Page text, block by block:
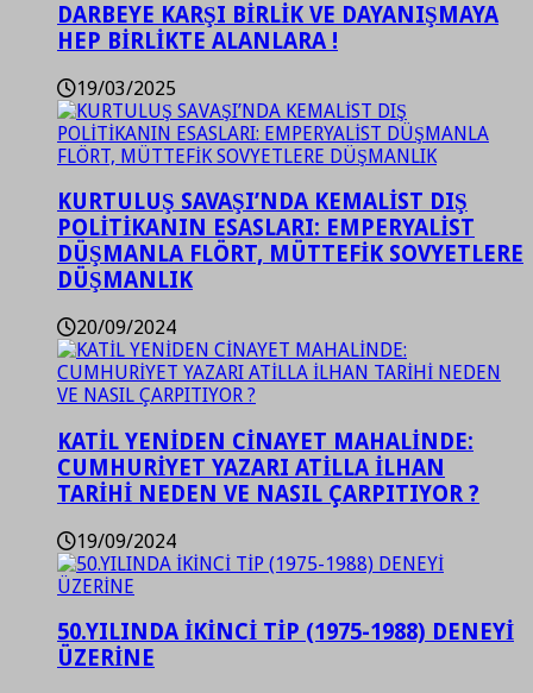
DARBEYE KARŞI BİRLİK VE DAYANIŞMAYA
HEP BİRLİKTE ALANLARA !
19/03/2025
KURTULUŞ SAVAŞI’NDA KEMALİST DIŞ
POLİTİKANIN ESASLARI: EMPERYALİST
DÜŞMANLA FLÖRT, MÜTTEFİK SOVYETLERE
DÜŞMANLIK
20/09/2024
KATİL YENİDEN CİNAYET MAHALİNDE:
CUMHURİYET YAZARI ATİLLA İLHAN
TARİHİ NEDEN VE NASIL ÇARPITIYOR ?
19/09/2024
50.YILINDA İKİNCİ TİP (1975-1988) DENEYİ
ÜZERİNE